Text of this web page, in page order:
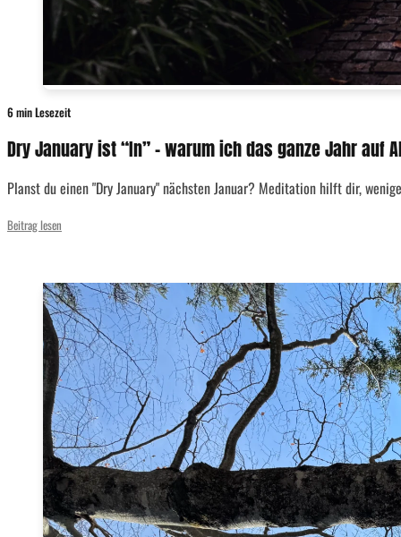
6 min Lesezeit
Dry January ist “In” – warum ich das ganze Jahr
Planst du einen "Dry January" nächsten Januar? Meditation hilft dir,
Beitrag lesen